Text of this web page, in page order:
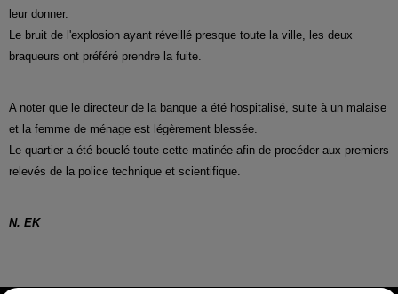
leur donner.
Le bruit de l'explosion ayant réveillé presque toute la ville, les deux
braqueurs ont préféré prendre la fuite.
A noter que le directeur de la banque a été hospitalisé, suite à un malaise
et la femme de ménage est légèrement blessée.
Le quartier a été bouclé toute cette matinée afin de procéder aux premiers
relevés de la police technique et scientifique.
N. EK